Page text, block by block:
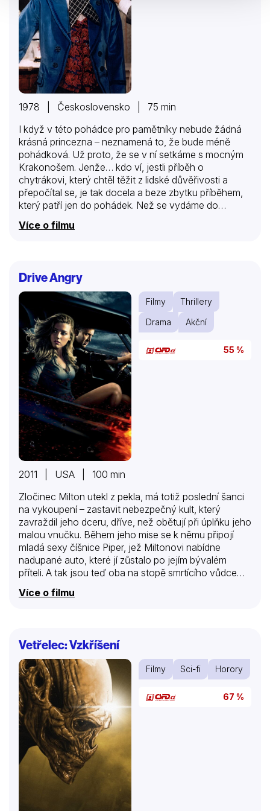
1978 | Československo | 75 min
I když v této pohádce pro pamětníky nebude žádná
krásná princezna – neznamená to, že bude méně
pohádková. Už proto, že se v ní setkáme s mocným
Krakonošem. Jenže… kdo ví, jestli příběh o
chytrákovi, který chtěl těžit z lidské důvěřivosti a
přepočítal se, je tak docela a beze zbytku příběhem,
který patří jen do pohádek. Než se vydáme do
Krakonošovy zahrádky, připomeňme, že pohádku s
půvabnými písničkami natočil v roce 1978 podle
Ferda se vsadí s Krakonošem, že svou chytrostí
přelstí každého v kraji. Není těžké oklamat hloupého
zámeckého pána. Ten snadno uvěří, že Ferda je…
Více o filmu
Drive Angry
Filmy
Thrillery
Drama
Akční
55 %
2011 | USA | 100 min
Zločinec Milton utekl z pekla, má totiž poslední šanci
na vykoupení – zastavit nebezpečný kult, který
zavraždil jeho dceru, dříve, než obětují při úplňku jeho
malou vnučku. Během jeho mise se k němu připojí
mladá sexy číšnice Piper, jež Miltonovi nabídne
nadupané auto, které jí zůstalo po jejím bývalém
příteli. A tak jsou teď oba na stopě smrtícího vůdce
jeho osudem, aby obětoval dítě Satanovi a pomohl
Miltona zpět do pekla. Milton se tak bude muset
pokusit o nemožné a zajít až za hranice…
Více o filmu
Vetřelec: Vzkříšení
Filmy Sci-fi Horory
67 %